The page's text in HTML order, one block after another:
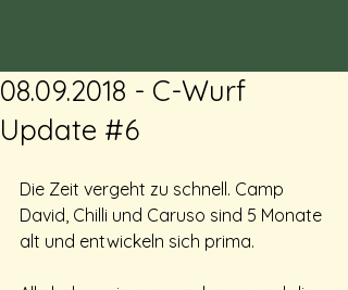
08.09.2018 - C-Wurf
Update #6
Die Zeit vergeht zu schnell. Camp
David, Chilli und Caruso sind 5 Monate
alt und entwickeln sich prima.